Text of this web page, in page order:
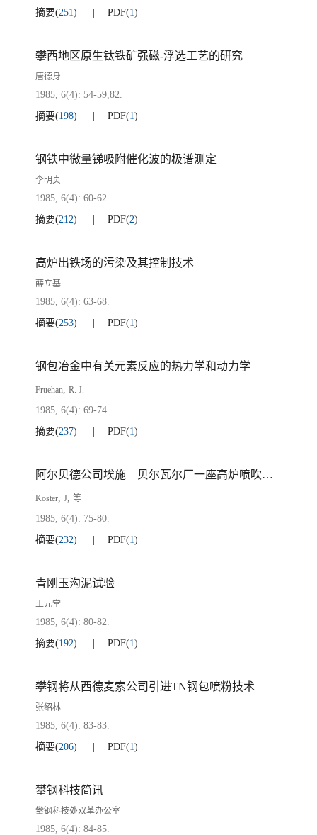
摘要(251) PDF(1)
攀西地区原生钛铁矿强磁-浮选工艺的研究
唐德身
1985, 6(4): 54-59,82.
摘要(198) PDF(1)
钢铁中微量锑吸附催化波的极谱测定
李明贞
1985, 6(4): 60-62.
摘要(212) PDF(2)
高炉出铁场的污染及其控制技术
薛立基
1985, 6(4): 63-68.
摘要(253) PDF(1)
钢包冶金中有关元素反应的热力学和动力学
Fruehan, R. J.
1985, 6(4): 69-74.
摘要(237) PDF(1)
阿尔贝德公司埃施—贝尔瓦尔厂一座高炉喷吹褐煤/煤
Koster, J, 等
1985, 6(4): 75-80.
摘要(232) PDF(1)
青刚玉沟泥试验
王元堂
1985, 6(4): 80-82.
摘要(192) PDF(1)
攀钢将从西德麦索公司引进TN钢包喷粉技术
张绍林
1985, 6(4): 83-83.
摘要(206) PDF(1)
攀钢科技简讯
攀钢科技处双革办公室
1985, 6(4): 84-85.